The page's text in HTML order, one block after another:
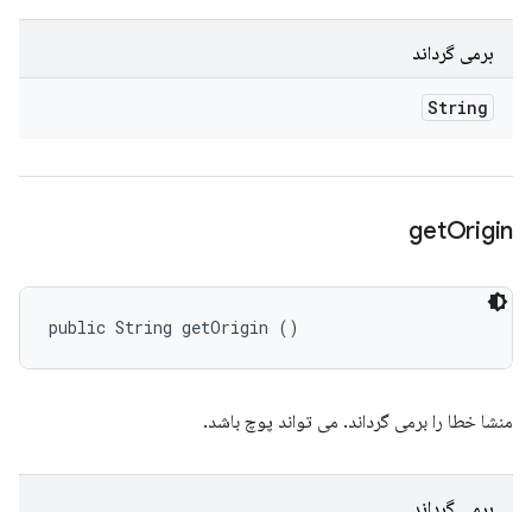
برمی گرداند
String
getOrigin
public String getOrigin ()
منشا خطا را برمی گرداند. می تواند پوچ باشد.